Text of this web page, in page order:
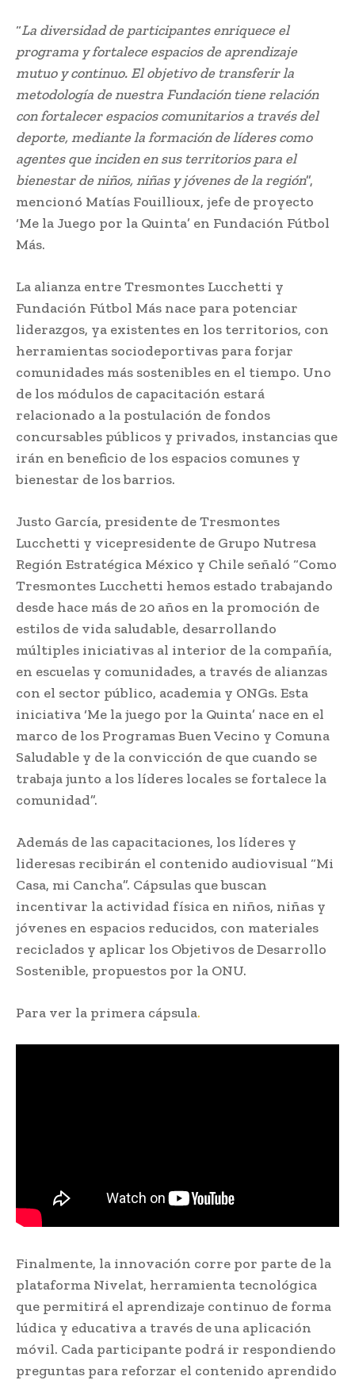
“La diversidad de participantes enriquece el
programa y fortalece espacios de aprendizaje
mutuo y continuo. El objetivo de transferir la
metodología de nuestra Fundación tiene relación
con fortalecer espacios comunitarios a través del
deporte, mediante la formación de líderes como
agentes que inciden en sus territorios para el
bienestar de niños, niñas y jóvenes de la región”,
mencionó Matías Fouillioux, jefe de proyecto
‘Me la Juego por la Quinta’ en Fundación Fútbol
Más.
La alianza entre Tresmontes Lucchetti y
Fundación Fútbol Más nace para potenciar
liderazgos, ya existentes en los territorios, con
herramientas sociodeportivas para forjar
comunidades más sostenibles en el tiempo. Uno
de los módulos de capacitación estará
relacionado a la postulación de fondos
concursables públicos y privados, instancias que
irán en beneficio de los espacios comunes y
bienestar de los barrios.
Justo García, presidente de Tresmontes
Lucchetti y vicepresidente de Grupo Nutresa
Región Estratégica México y Chile señaló “Como
Tresmontes Lucchetti hemos estado trabajando
desde hace más de 20 años en la promoción de
estilos de vida saludable, desarrollando
múltiples iniciativas al interior de la compañía,
en escuelas y comunidades, a través de alianzas
con el sector público, academia y ONGs. Esta
iniciativa ‘Me la juego por la Quinta’ nace en el
marco de los Programas Buen Vecino y Comuna
Saludable y de la convicción de que cuando se
trabaja junto a los líderes locales se fortalece la
comunidad”.
Además de las capacitaciones, los líderes y
lideresas recibirán el contenido audiovisual “Mi
Casa, mi Cancha”. Cápsulas que buscan
incentivar la actividad física en niños, niñas y
jóvenes en espacios reducidos, con materiales
reciclados y aplicar los Objetivos de Desarrollo
Sostenible, propuestos por la ONU.
Para ver la primera cápsula.
Finalmente, la innovación corre por parte de la
plataforma Nivelat, herramienta tecnológica
que permitirá el aprendizaje continuo de forma
lúdica y educativa a través de una aplicación
móvil. Cada participante podrá ir respondiendo
preguntas para reforzar el contenido aprendido